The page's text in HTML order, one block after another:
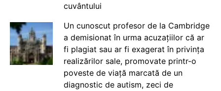
cuvântului
Un cunoscut profesor de la Cambridge
a demisionat în urma acuzațiilor că ar
fi plagiat sau ar fi exagerat în privința
realizărilor sale, promovate printr-o
poveste de viață marcată de un
diagnostic de autism, zeci de